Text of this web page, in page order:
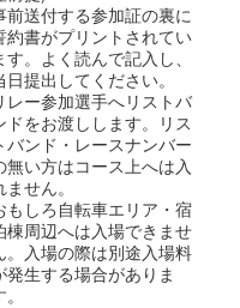
前送付する参加証の裏に
約書がプリントされてい
す。よく読んで記入し、
日提出してください。
レー参加選手へリストバ
ドをお渡しします。リス
バンド・レースナンバー
無い方はコース上へは入
ません。
もしろ自転車エリア・宿
棟周辺へは入場できませ
。入場の際は別途入場料
発生する場合がありま